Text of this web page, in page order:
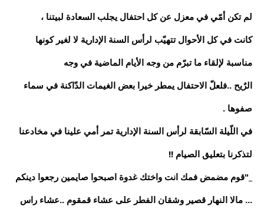
لم تكن أمّي في معزل عن كل احتفال يجلب السعادة لبيتنا ،
كانت في كل الأحوال تتهيّب لرأس السنة الإدارية لا لغير كونها
مناسبة لإلقاء ما تبرّم من وجه الأيام الماضية في وجه
الرٌيح ..فلعلّ الاحتفال يمطر خيرا بعض الغيمات الدّاكنة في سماء
صفوها .
في اللّيلة السّابقة لرأس السنة الإدارية تمر أمي علينا في مخادعنا
لتذكرنا بتعليق الصيام !!
_"قوم مضمض فمك انت واختك غدوة اصبحوا صايمين رجعوا دينكم
... مالا النهار قصير وشقان الفطر على عشاء قمقوم ..عشاء راس